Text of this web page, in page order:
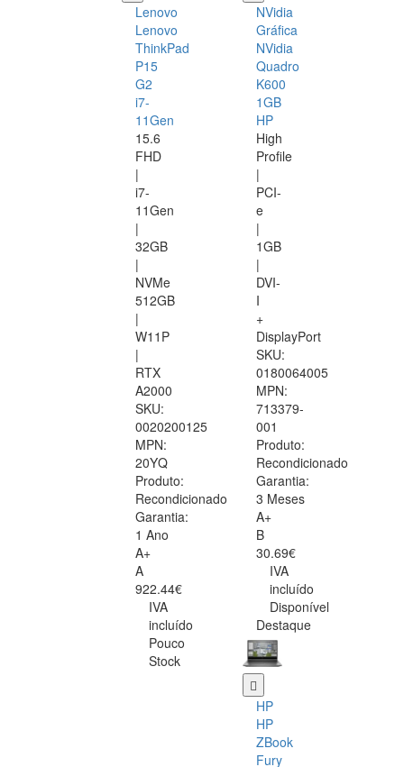
Lenovo
Lenovo
ThinkPad
P15
G2
i7-
11Gen
15.6
FHD
|
i7-
11Gen
|
32GB
|
NVMe
512GB
|
W11P
|
RTX
A2000
SKU:
0020200125
MPN:
20YQ
Produto:
Recondicionado
Garantia:
1 Ano
A+
A
922.44€
IVA
incluído
Pouco
Stock
NVidia
Gráfica
NVidia
Quadro
K600
1GB
HP
High
Profile
|
PCI-
e
|
1GB
|
DVI-
I
+
DisplayPort
SKU:
0180064005
MPN:
713379-
001
Produto:
Recondicionado
Garantia:
3 Meses
A+
B
30.69€
IVA
incluído
Disponível
Destaque
HP
HP
ZBook
Fury